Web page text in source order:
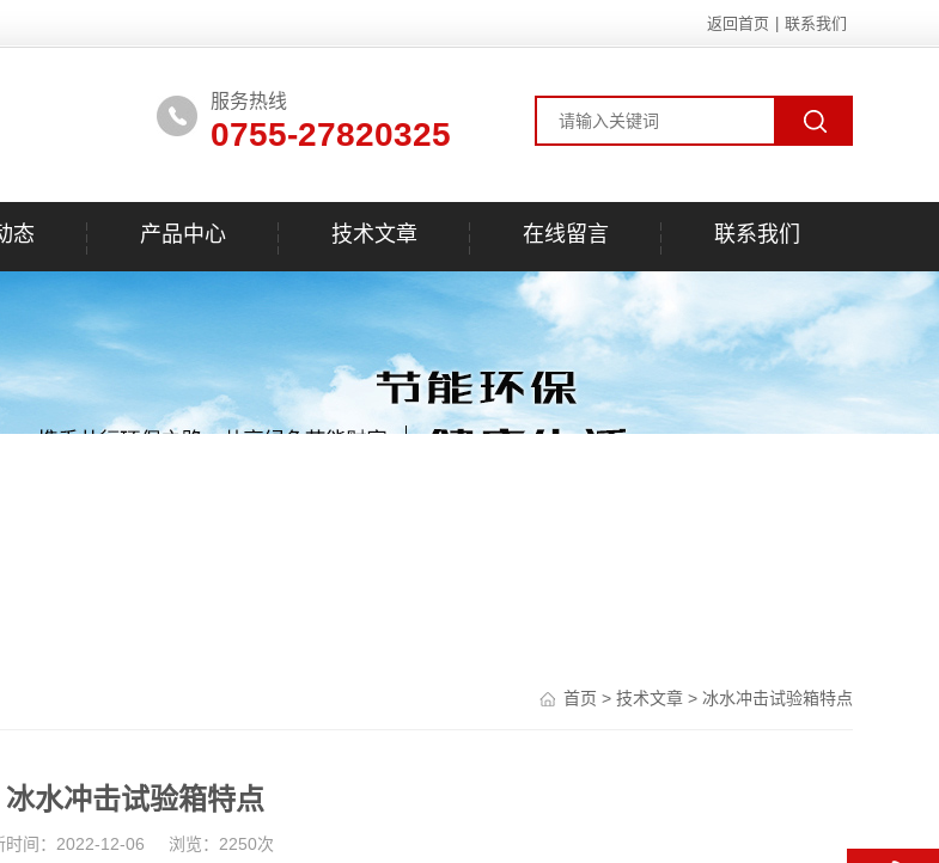
返回首页 联系我们
服务热线
0755-27820325
态 产品中心 技术文章 在线留言 联系我们
首页 > 技术文章 > 冰水冲击试验箱特点
冰水冲击试验箱特点
时间：2022-12-06 浏览：2250次